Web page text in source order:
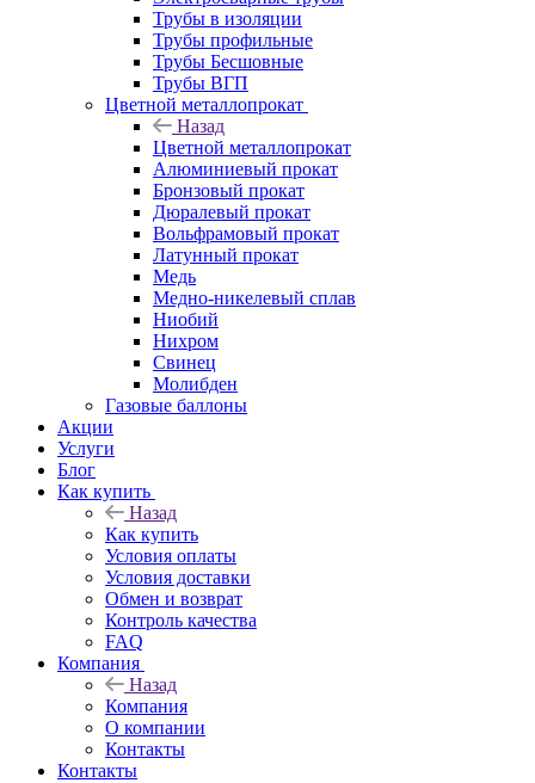
Трубы в изоляции
Трубы профильные
Трубы Бесшовные
Трубы ВГП
Цветной металлопрокат
Назад
Цветной металлопрокат
Алюминиевый прокат
Бронзовый прокат
Дюралевый прокат
Вольфрамовый прокат
Латунный прокат
Медь
Медно-никелевый сплав
Ниобий
Нихром
Свинец
Молибден
Газовые баллоны
Акции
Услуги
Блог
Как купить
Назад
Как купить
Условия оплаты
Условия доставки
Обмен и возврат
Контроль качества
FAQ
Компания
Назад
Компания
О компании
Контакты
Контакты